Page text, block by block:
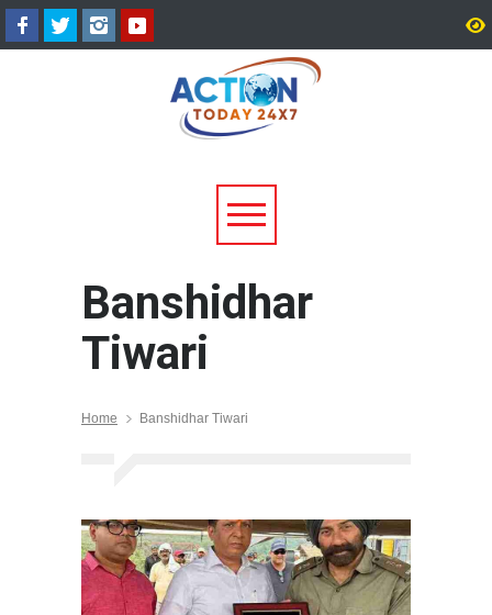
हरिद्वार में डाक कांवड़ का सैलाब,
3.19 करोड़ से अधिक शिवभक्त
गंगाजल लेकर रवाना
Banshidhar
Tiwari
Home Banshidhar Tiwari